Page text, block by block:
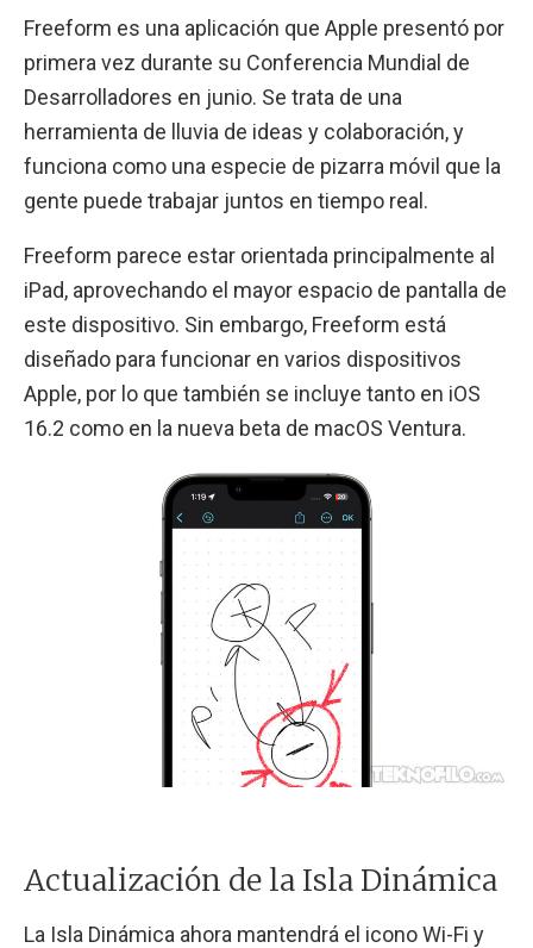
Freeform es una aplicación que Apple presentó por
primera vez durante su Conferencia Mundial de
Desarrolladores en junio. Se trata de una
herramienta de lluvia de ideas y colaboración, y
funciona como una especie de pizarra móvil que la
gente puede trabajar juntos en tiempo real.
Freeform parece estar orientada principalmente al
iPad, aprovechando el mayor espacio de pantalla de
este dispositivo. Sin embargo, Freeform está
diseñado para funcionar en varios dispositivos
Apple, por lo que también se incluye tanto en iOS
16.2 como en la nueva beta de macOS Ventura.
Actualización de la Isla Dinámica
La Isla Dinámica ahora mantendrá el icono Wi-Fi y